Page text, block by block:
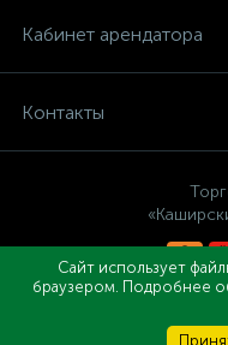
Кабинет арендатора
Контакты
Сайт использует
браузером. Подробнее